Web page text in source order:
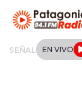
SEÑAL EN VIVO